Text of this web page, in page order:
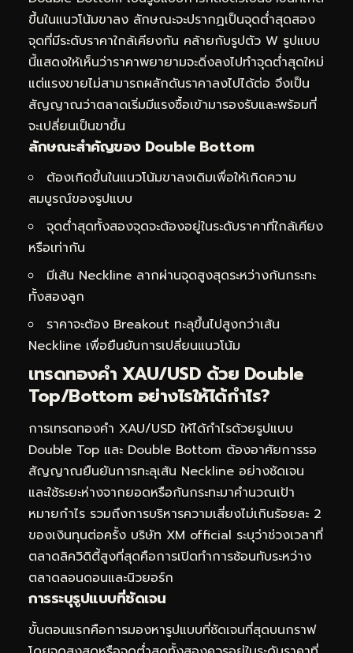
ขึ้นในแนวโน้มขาลง ลักษณะจะปรากฏเป็นจุดต่ำสุดสอง
จุดที่มีระดับราคาใกล้เคียงกัน คล้ายกับรูปตัว W รูปแบบ
นี้แสดงให้เห็นว่าราคาพยายามจะดิ่งลงไปทำจุดต่ำสุดใหม่
แต่แรงขายไม่สามารถผลักดันราคาลงไปได้ต่อ จึงเป็น
สัญญาณว่าตลาดเริ่มมีแรงซื้อเข้ามารองรับและพร้อมที่
จะเปลี่ยนเป็นขาขึ้น
ลักษณะสำคัญของ Double Bottom
ต้องเกิดขึ้นในแนวโน้มขาลงเดิมเพื่อให้เกิดความ
สมบูรณ์ของรูปแบบ
จุดต่ำสุดทั้งสองจุดจะต้องอยู่ในระดับราคาที่ใกล้เคียง
หรือเท่ากัน
มีเส้น Neckline ลากผ่านจุดสูงสุดระหว่างก้นกระทะ
ทั้งสองลูก
ราคาจะต้อง Breakout ทะลุขึ้นไปสูงกว่าเส้น
Neckline เพื่อยืนยันการเปลี่ยนแนวโน้ม
เทรดทองคำ XAU/USD ด้วย Double
Top/Bottom อย่างไรให้ได้กำไร?
การเทรดทองคำ XAU/USD ให้ได้กำไรด้วยรูปแบบ
Double Top และ Double Bottom ต้องอาศัยการรอ
สัญญาณยืนยันการทะลุเส้น Neckline อย่างชัดเจน
และใช้ระยะห่างจากยอดหรือก้นกระทะมาคำนวณเป้า
หมายกำไร รวมถึงการบริหารความเสี่ยงไม่เกินร้อยละ 2
ของเงินทุนต่อครั้ง บริษัท XM official ระบุว่าช่วงเวลาที่
ตลาดลิควิดิตี้สูงที่สุดคือการเปิดทำการซ้อนทับระหว่าง
ตลาดลอนดอนและนิวยอร์ก
การระบุรูปแบบที่ชัดเจน
ขั้นตอนแรกคือการมองหารูปแบบที่ชัดเจนที่สุดบนกราฟ